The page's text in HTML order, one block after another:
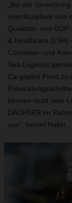
„Bei der
interdisziplinär und
Qualitäts- und
& Healthcare
Container- und
Sea Logistics
Cargoplus Food zu
können nicht viele
DACHSER im
aus“, betont Haller.